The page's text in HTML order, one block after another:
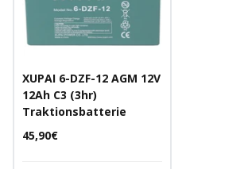
XUPAI 6-DZF-12 AGM 12V
12Ah C3 (3hr)
Traktionsbatterie
Angebotspreis
45,90€